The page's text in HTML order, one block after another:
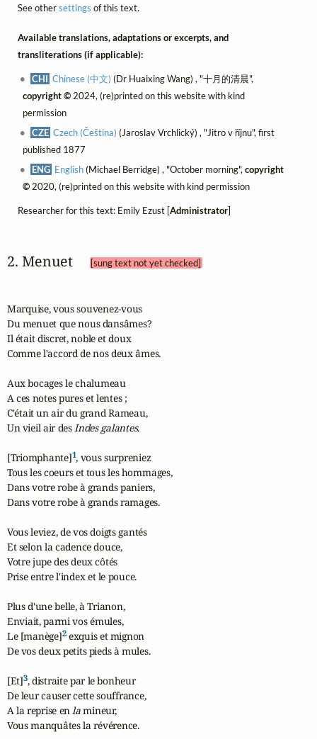
See othersettings of this text.
Available translations, adaptations or excerpts, and
transliterations (if applicable):
CHI Chinese (中文) (Dr Huaixing Wang) , "十月的清晨",
copyright ©2024, (re)printed on this website with kind
permission
CZE Czech (Čeština) (Jaroslav Vrchlický) , "Jitro v říjnu", first
published 1877
ENG English(Michael Berridge) , "October morning",copyright
©2020, (re)printed on this website with kind permission
Researcher for this text: Emily Ezust [Administrator]
2. Menuet [sung text not yet checked]
Marquise, vous souvenez-vous
Du menuet que nous dansâmes?
Il était discret, noble et doux
Comme l'accord de nos deux âmes.
Aux bocages le chalumeau
A ces notes pures et lentes ;
C'était un air du grand Rameau,
Un vieil air des Indes galantes.
[Triomphante]1, vous surpreniez
Tous les coeurs et tous les hommages,
Dans votre robe à grands paniers,
Dans votre robe à grands ramages.
Vous leviez, de vos doigts gantés
Et selon la cadence douce,
Votre jupe des deux côtés
Prise entre l'index et le pouce.
Plus d'une belle, à Trianon,
Enviait, parmi vos émules,
Le [manège]2 exquis et mignon
De vos deux petits pieds à mules.
[Et]3, distraite par le bonheur
De leur causer cette souffrance,
A la reprise en la mineur,
Vous manquâtes la révérence.